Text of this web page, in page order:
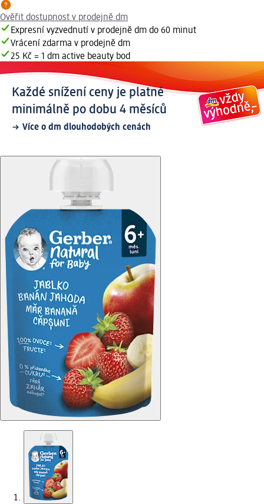
Ověřit dostupnost v prodejně dm
Expresní vyzvednutí v prodejně dm do 60 minut
Vrácení zdarma v prodejně dm
25 Kč = 1 dm active beauty bod
Každé snížení ceny je platné
minimálně po dobu 4 měsíců
Více o dm dlouhodobých cenách